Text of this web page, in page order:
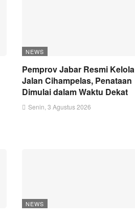
NEWS
Pemprov Jabar Resmi Kelola
Jalan Cihampelas, Penataan
Dimulai dalam Waktu Dekat
Senin, 3 Agustus 2026
NEWS